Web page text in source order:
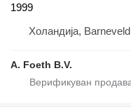
1999
Холандија, Barneveld
A. Foeth B.V.